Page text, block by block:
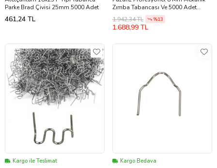
Parke Brad Çivisi 25mm 5000 Adet
461,24 TL
Zımba Tabancası Ve 5000 Adet
Zımba Teli
1.942,34 TL %13
1.688,99 TL
Kargo ile Teslimat Kargo Bedava